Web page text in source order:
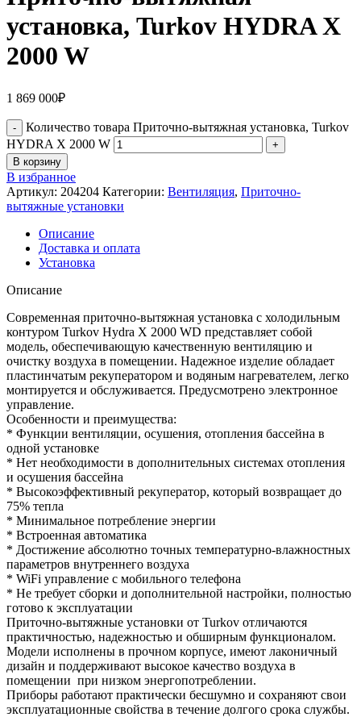
установка, Turkov HYDRA X
2000 W
1 869 000₽
Количество товара Приточно-вытяжная установка, Turkov
HYDRA X 2000 W
В корзину
В избранное
Артикул: 204204 Категории: Вентиляция, Приточно-
вытяжные установки
Описание
Доставка и оплата
Установка
Описание
Современная приточно-вытяжная установка с холодильным
контуром Turkov Hydra X 2000 WD представляет собой
модель, обеспечивающую качественную вентиляцию и
очистку воздуха в помещении. Надежное изделие обладает
пластинчатым рекуператором и водяным нагревателем, легко
монтируется и обслуживается. Предусмотрено электронное
управление.
Особенности и преимущества:
* Функции вентиляции, осушения, отопления бассейна в
одной установке
* Нет необходимости в дополнительных системах отопления
и осушения бассейна
* Высокоэффективный рекуператор, который возвращает до
75% тепла
* Минимальное потребление энергии
* Встроенная автоматика
* Достижение абсолютно точных температурно-влажностных
параметров внутреннего воздуха
* WiFi управление с мобильного телефона
* Не требует сборки и дополнительной настройки, полностью
готово к эксплуатации
Приточно-вытяжные установки от Turkov отличаются
практичностью, надежностью и обширным функционалом.
Модели исполнены в прочном корпусе, имеют лаконичный
дизайн и поддерживают высокое качество воздуха в
помещении при низком энергопотреблении.
Приборы работают практически бесшумно и сохраняют свои
эксплуатационные свойства в течение долгого срока службы.